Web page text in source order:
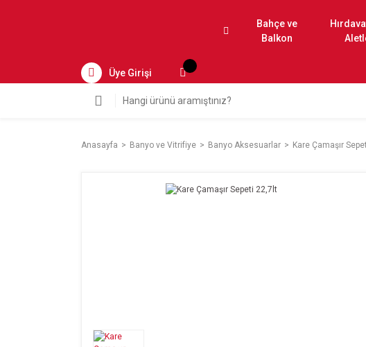
Bahçe ve
Balkon
Üye Girişi
Anasayfa Banyo ve Vitrifiye Banyo Aksesuarlar Kare Çamaşır